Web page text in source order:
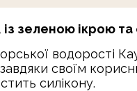
із зеленою ікрою
водорості
своїм
силікону.